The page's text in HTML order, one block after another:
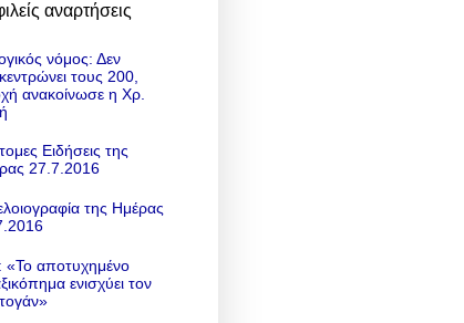
αναρτήσεις
νόμος: Δεν
τους 200,
ανακοίνωσε η Χρ.
Ειδήσεις της
27.7.2016
της Ημέρας
«To αποτυχημένο
ενισχύει τον